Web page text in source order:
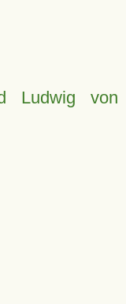
Ludwig von